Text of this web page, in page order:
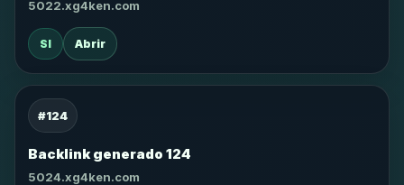
5022.xg4ken.com
SI Abrir
#124
Backlink generado 124
5024.xg4ken.com